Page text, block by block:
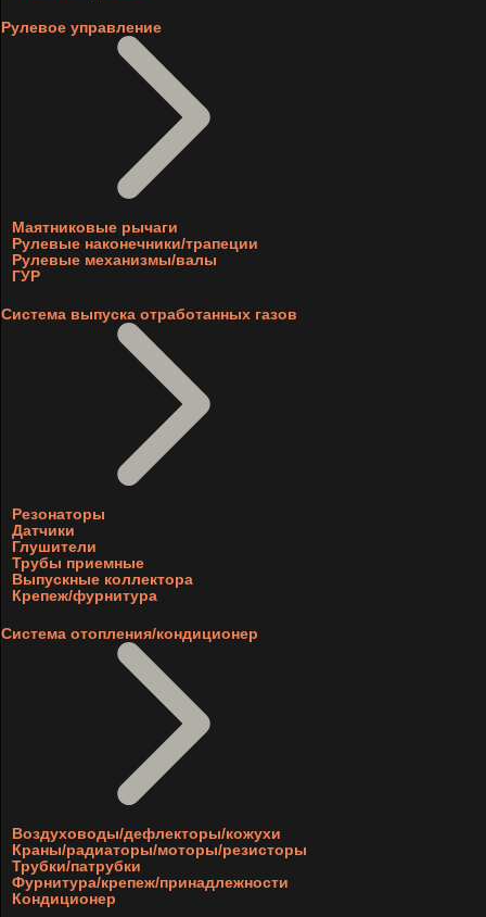
Рулевое управление
Маятниковые рычаги
Рулевые наконечники/трапеции
Рулевые механизмы/валы
ГУР
Система выпуска отработанных газов
Резонаторы
Датчики
Глушители
Трубы приемные
Выпускные коллектора
Крепеж/фурнитура
Система отопления/кондиционер
Воздуховоды/дефлекторы/кожухи
Краны/радиаторы/моторы/резисторы
Трубки/патрубки
Фурнитура/крепеж/принадлежности
Кондиционер